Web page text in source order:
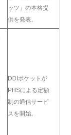
ッツ」の本格提
供を発表。
DDIポケットが
PHSによる定額
制の通信サービ
スを開始。